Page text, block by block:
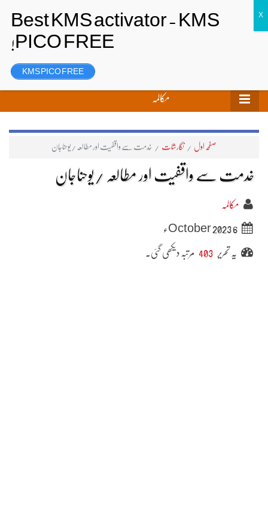
رجسٹر
مکالمہ
صفحہ اول / نگارشات / خدمت سے واقفیت اور مطالعہ /یوحناجان
خدمت سے واقفیت اور مطالعہ /یوحناجان
مکالمہ
6 October 2023ء
یہ تحریر 403 مرتبہ دیکھی گئی۔
KMS PICO FREE